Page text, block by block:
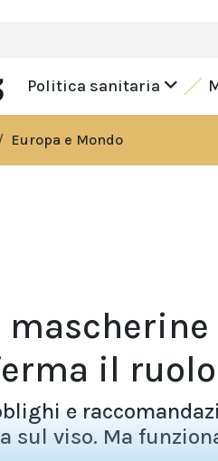
Politica sanitaria
Europa e Mondo
il ruolo
e
sul viso. Ma